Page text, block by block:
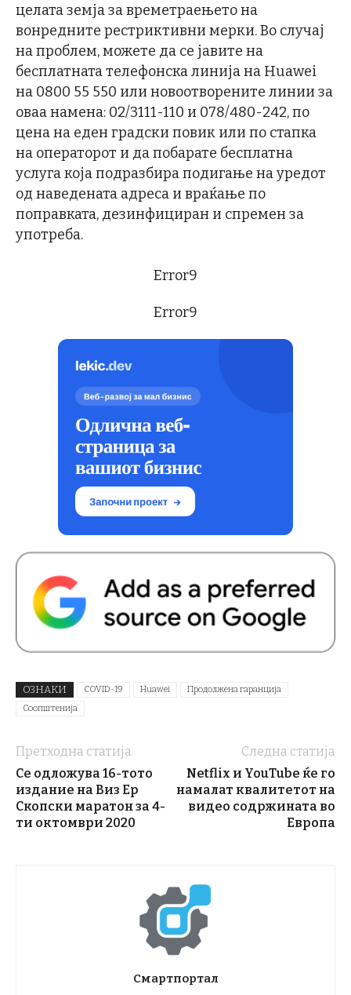
целата земја за времетраењето на
вонредните рестриктивни мерки. Во случај
на проблем, можете да се јавите на
бесплатната телефонска линија на Huawei
на 0800 55 550 или новоотворените линии за
оваа намена: 02/3111-110 и 078/480-242, по
цена на еден градски повик или по стапка
на операторот и да побарате бесплатна
услуга која подразбира подигање на уредот
од наведената адреса и враќање по
поправката, дезинфициран и спремен за
употреба.
Error9
Error9
ОЗНАКИ COVID-19 Huawei
Продолжена гаранција
Соопштенија
Претходна статија
Се одложува 16-тото
издание на Виз Ер
Скопски маратон за 4-
ти октомври 2020
Следна статија
Netflix и YouTube ќе го
намалат квалитетот на
видео содржината во
Европа
Смартпортал